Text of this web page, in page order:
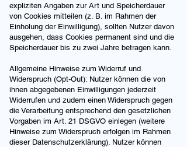
expliziten Angaben zur Art und Speicherdauer
von Cookies mitteilen (z. B. im Rahmen der
Einholung der Einwilligung), sollten Nutzer davon
ausgehen, dass Cookies permanent sind und die
Speicherdauer bis zu zwei Jahre betragen kann.
Allgemeine Hinweise zum Widerruf und
Widerspruch (Opt-Out): Nutzer können die von
ihnen abgegebenen Einwilligungen jederzeit
Widerrufen und zudem einen Widerspruch gegen
die Verarbeitung entsprechend den gesetzlichen
Vorgaben im Art. 21 DSGVO einlegen (weitere
Hinweise zum Widerspruch erfolgen im Rahmen
dieser Datenschutzerklärung). Nutzer können